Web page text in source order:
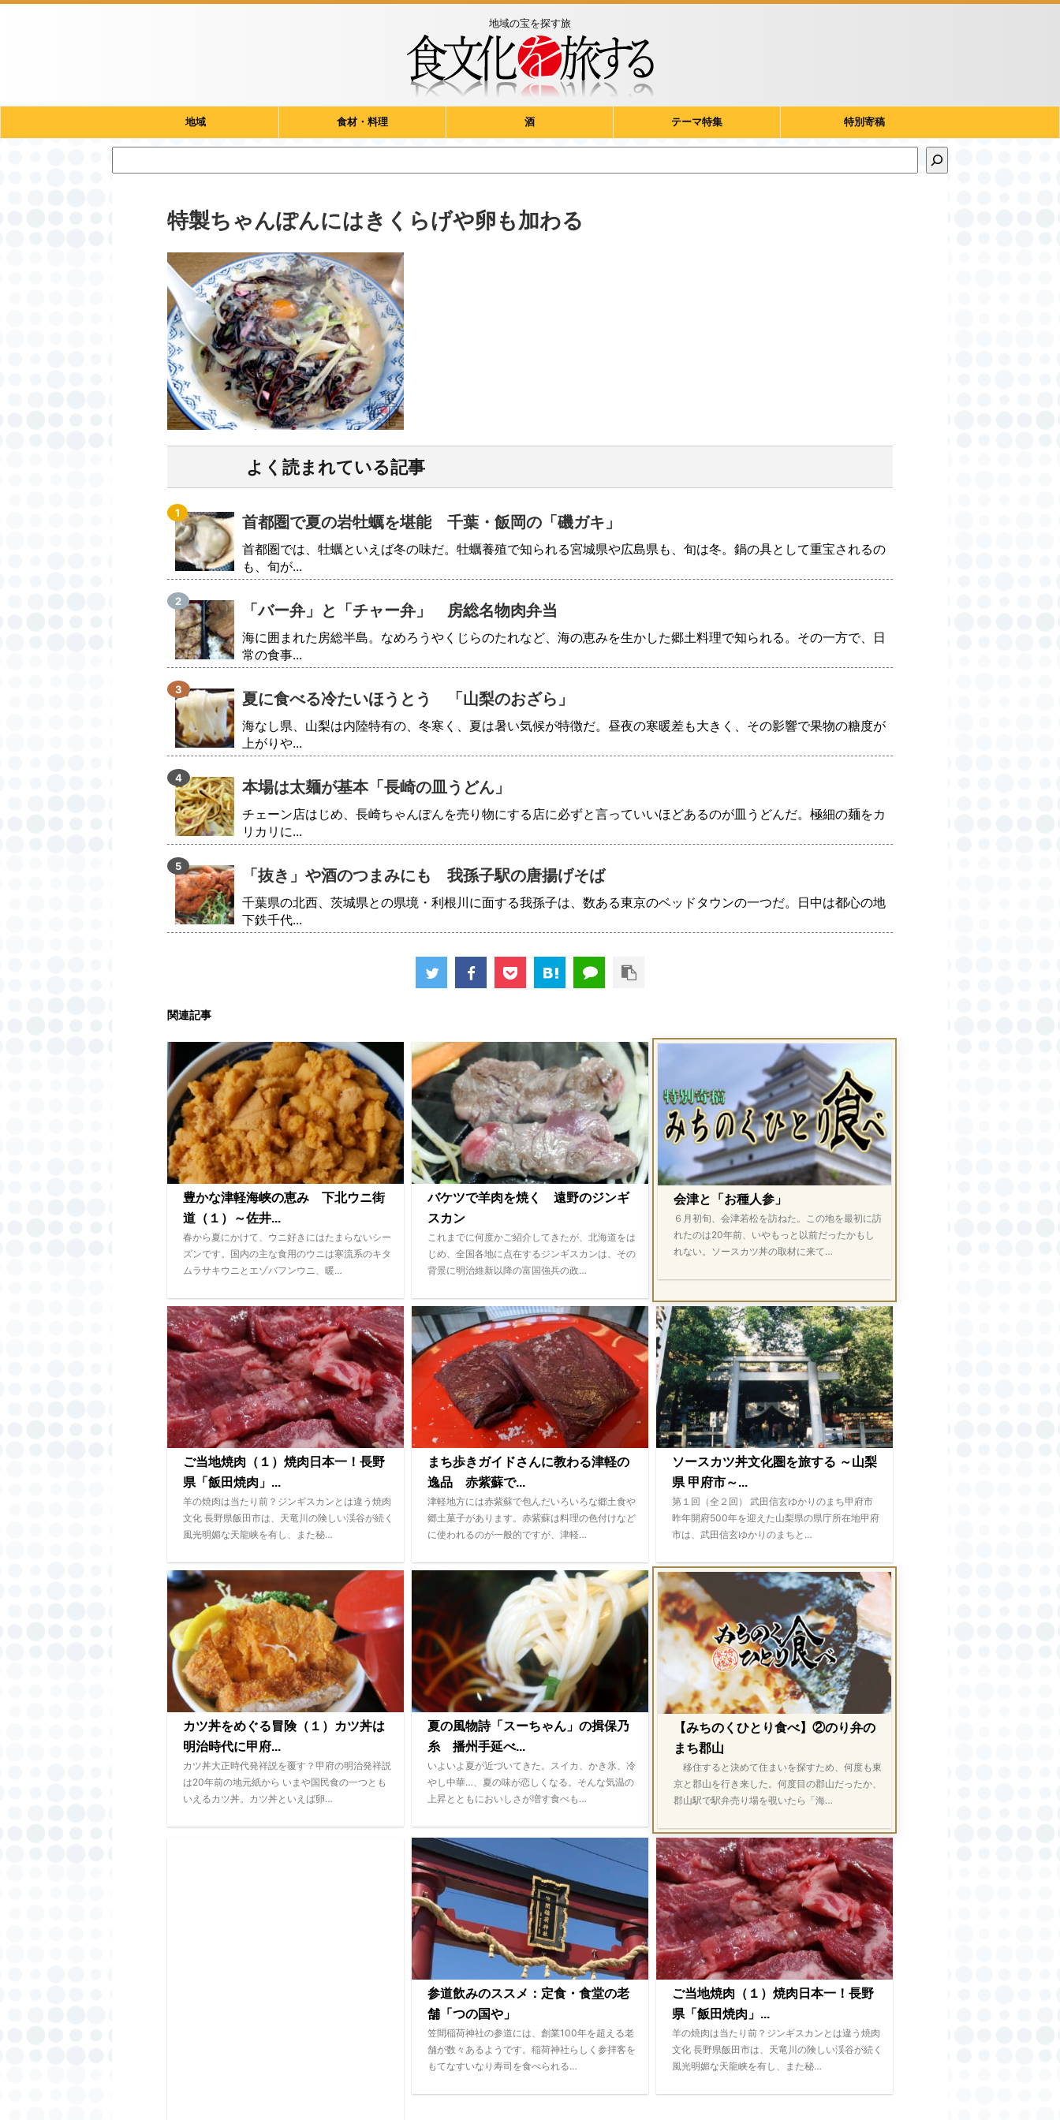
地域の宝を探す旅
地域 食材・料理 酒 テーマ特集 特別寄稿
特製ちゃんぽんにはきくらげや卵も加わる
よく読まれている記事
首都圏で夏の岩牡蠣を堪能 千葉・飯岡の「磯ガキ」
首都圏では、牡蠣といえば冬の味だ。牡蠣養殖で知られる宮城県や広島県も、旬は冬。鍋の具として重宝されるの
も、旬が...
「バー弁」と「チャー弁」 房総名物肉弁当
海に囲まれた房総半島。なめろうやくじらのたれなど、海の恵みを生かした郷土料理で知られる。その一方で、日
常の食事...
夏に食べる冷たいほうとう 「山梨のおざら」
海なし県、山梨は内陸特有の、冬寒く、夏は暑い気候が特徴だ。昼夜の寒暖差も大きく、その影響で果物の糖度が
上がりや...
本場は太麺が基本「長崎の皿うどん」
チェーン店はじめ、長崎ちゃんぽんを売り物にする店に必ずと言っていいほどあるのが皿うどんだ。極細の麺をカ
リカリに...
「抜き」や酒のつまみにも 我孫子駅の唐揚げそば
千葉県の北西、茨城県との県境・利根川に面する我孫子は、数ある東京のベッドタウンの一つだ。日中は都心の地
下鉄千代...
関連記事
豊かな津軽海峡の恵み 下北ウニ街
道（１）～佐井...
春から夏にかけて、ウニ好きにはたまらないシー
ズンです。国内の主な食用のウニは寒流系のキタ
ムラサキウニとエゾバフンウニ、暖…
バケツで羊肉を焼く 遠野のジンギ
スカン
これまでに何度かご紹介してきたが、北海道をは
じめ、全国各地に点在するジンギスカンは、その
背景に明治維新以降の富国強兵の政…
会津と「お種人参」
６月初旬、会津若松を訪ねた。この地を最初に訪
れたのは20年前、いやもっと以前だったかもし
れない。ソースカツ丼の取材に来て…
ご当地焼肉（１）焼肉日本一！長野
県「飯田焼肉」...
羊の焼肉は当たり前？ジンギスカンとは違う焼肉
文化 長野県飯田市は、天竜川の険しい渓谷が続く
風光明媚な天龍峡を有し、また秘…
まち歩きガイドさんに教わる津軽の
逸品 赤紫蘇で...
津軽地方には赤紫蘇で包んだいろいろな郷土食や
郷土菓子があります。赤紫蘇は料理の色付けなど
に使われるのが一般的ですが、津軽…
ソースカツ丼文化圏を旅する ～山梨
県 甲府市～...
第１回（全２回） 武田信玄ゆかりのまち甲府市
昨年開府500年を迎えた山梨県の県庁所在地甲府
市は、武田信玄ゆかりのまちと…
カツ丼をめぐる冒険（１）カツ丼は
明治時代に甲府...
カツ丼大正時代発祥説を覆す？甲府の明治発祥説
は20年前の地元紙から いまや国民食の一つとも
いえるカツ丼。カツ丼といえば卵…
夏の風物詩「スーちゃん」の揖保乃
糸 播州手延べ...
いよいよ夏が近づいてきた。スイカ、かき氷、冷
やし中華…、夏の味が恋しくなる。そんな気温の
上昇とともにおいしさが増す食べも…
【みちのくひとり食べ】②のり弁の
まち郡山
移住すると決めて住まいを探すため、何度も東
京と郡山を行き来した。何度目の郡山だったか、
郡山駅で駅弁売り場を覗いたら「海…
参道飲みのススメ：定食・食堂の老
舗「つの国や」
笠間稲荷神社の参道には、創業100年を超える老
舗が数々あるようです。稲荷神社らしく参拝客を
もてなすいなり寿司を食べられる…
ご当地焼肉（１）焼肉日本一！長野
県「飯田焼肉」...
羊の焼肉は当たり前？ジンギスカンとは違う焼肉
文化 長野県飯田市は、天竜川の険しい渓谷が続く
風光明媚な天龍峡を有し、また秘…